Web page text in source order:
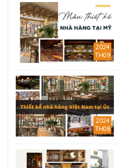
2024
TH09
2024
TH08